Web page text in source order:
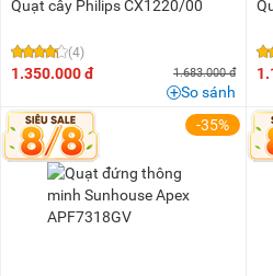
Quạt cây Philips CX1220/00
(4)
1.350.000 đ 1.683.000 đ
So sánh
-35%